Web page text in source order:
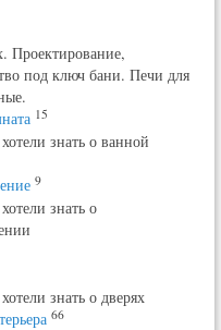
Проектирование,
под ключ бани. Печи для
15
знать о ванной
9
знать о
знать о дверях
66